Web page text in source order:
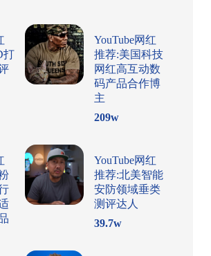
打
YouTube网红
推荐:美国科技
网红高互动数
码产品合作博
主
209w
YouTube网红
推荐:北美智能
安防领域垂类
测评达人
39.7w